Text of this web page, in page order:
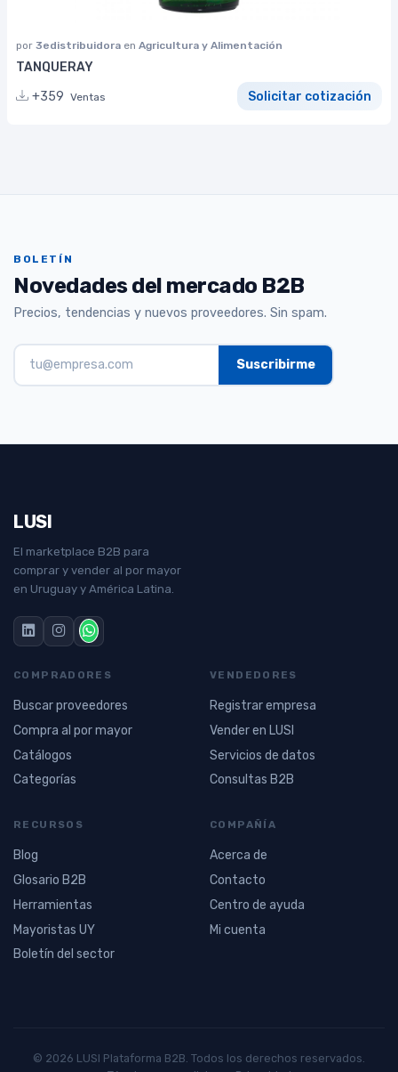
por 3edistribuidora en Agricultura y Alimentación
TANQUERAY
+359 Ventas Solicitar cotización
BOLETÍN
Novedades del mercado B2B
Precios, tendencias y nuevos proveedores. Sin spam.
LUSI
El marketplace B2B para
comprar y vender al por mayor
en Uruguay y América Latina.
COMPRADORES
Buscar proveedores
Compra al por mayor
Catálogos
Categorías
VENDEDORES
Registrar empresa
Vender en LUSI
Servicios de datos
Consultas B2B
RECURSOS
Blog
Glosario B2B
Herramientas
Mayoristas UY
Boletín del sector
COMPAÑÍA
Acerca de
Contacto
Centro de ayuda
Mi cuenta
© 2026 LUSI Plataforma B2B. Todos los derechos reservados.